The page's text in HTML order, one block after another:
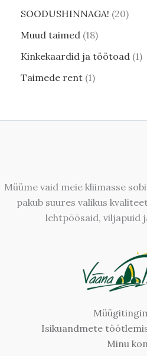
SOODUSHINNAGA! 20
Muud taimed 18
Kinkekaardid ja töötoad 1
Taimede rent 1
Müüme vaid meie kliimasse
pakub suures valikus
lehtpõõsaid, viljapuid
Isikuandmete
Minu